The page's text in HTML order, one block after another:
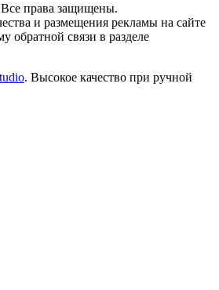
права защищены.
и размещения рекламы на сайте
обратной связи в разделе
. Высокое качество при ручной